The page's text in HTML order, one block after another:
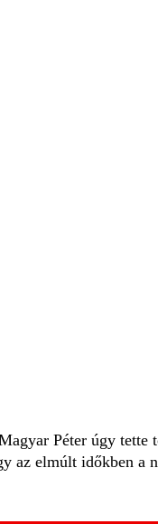
Péter úgy tette
az elmúlt időkben a